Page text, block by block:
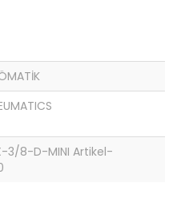
3/8-D-MINI Artikel-